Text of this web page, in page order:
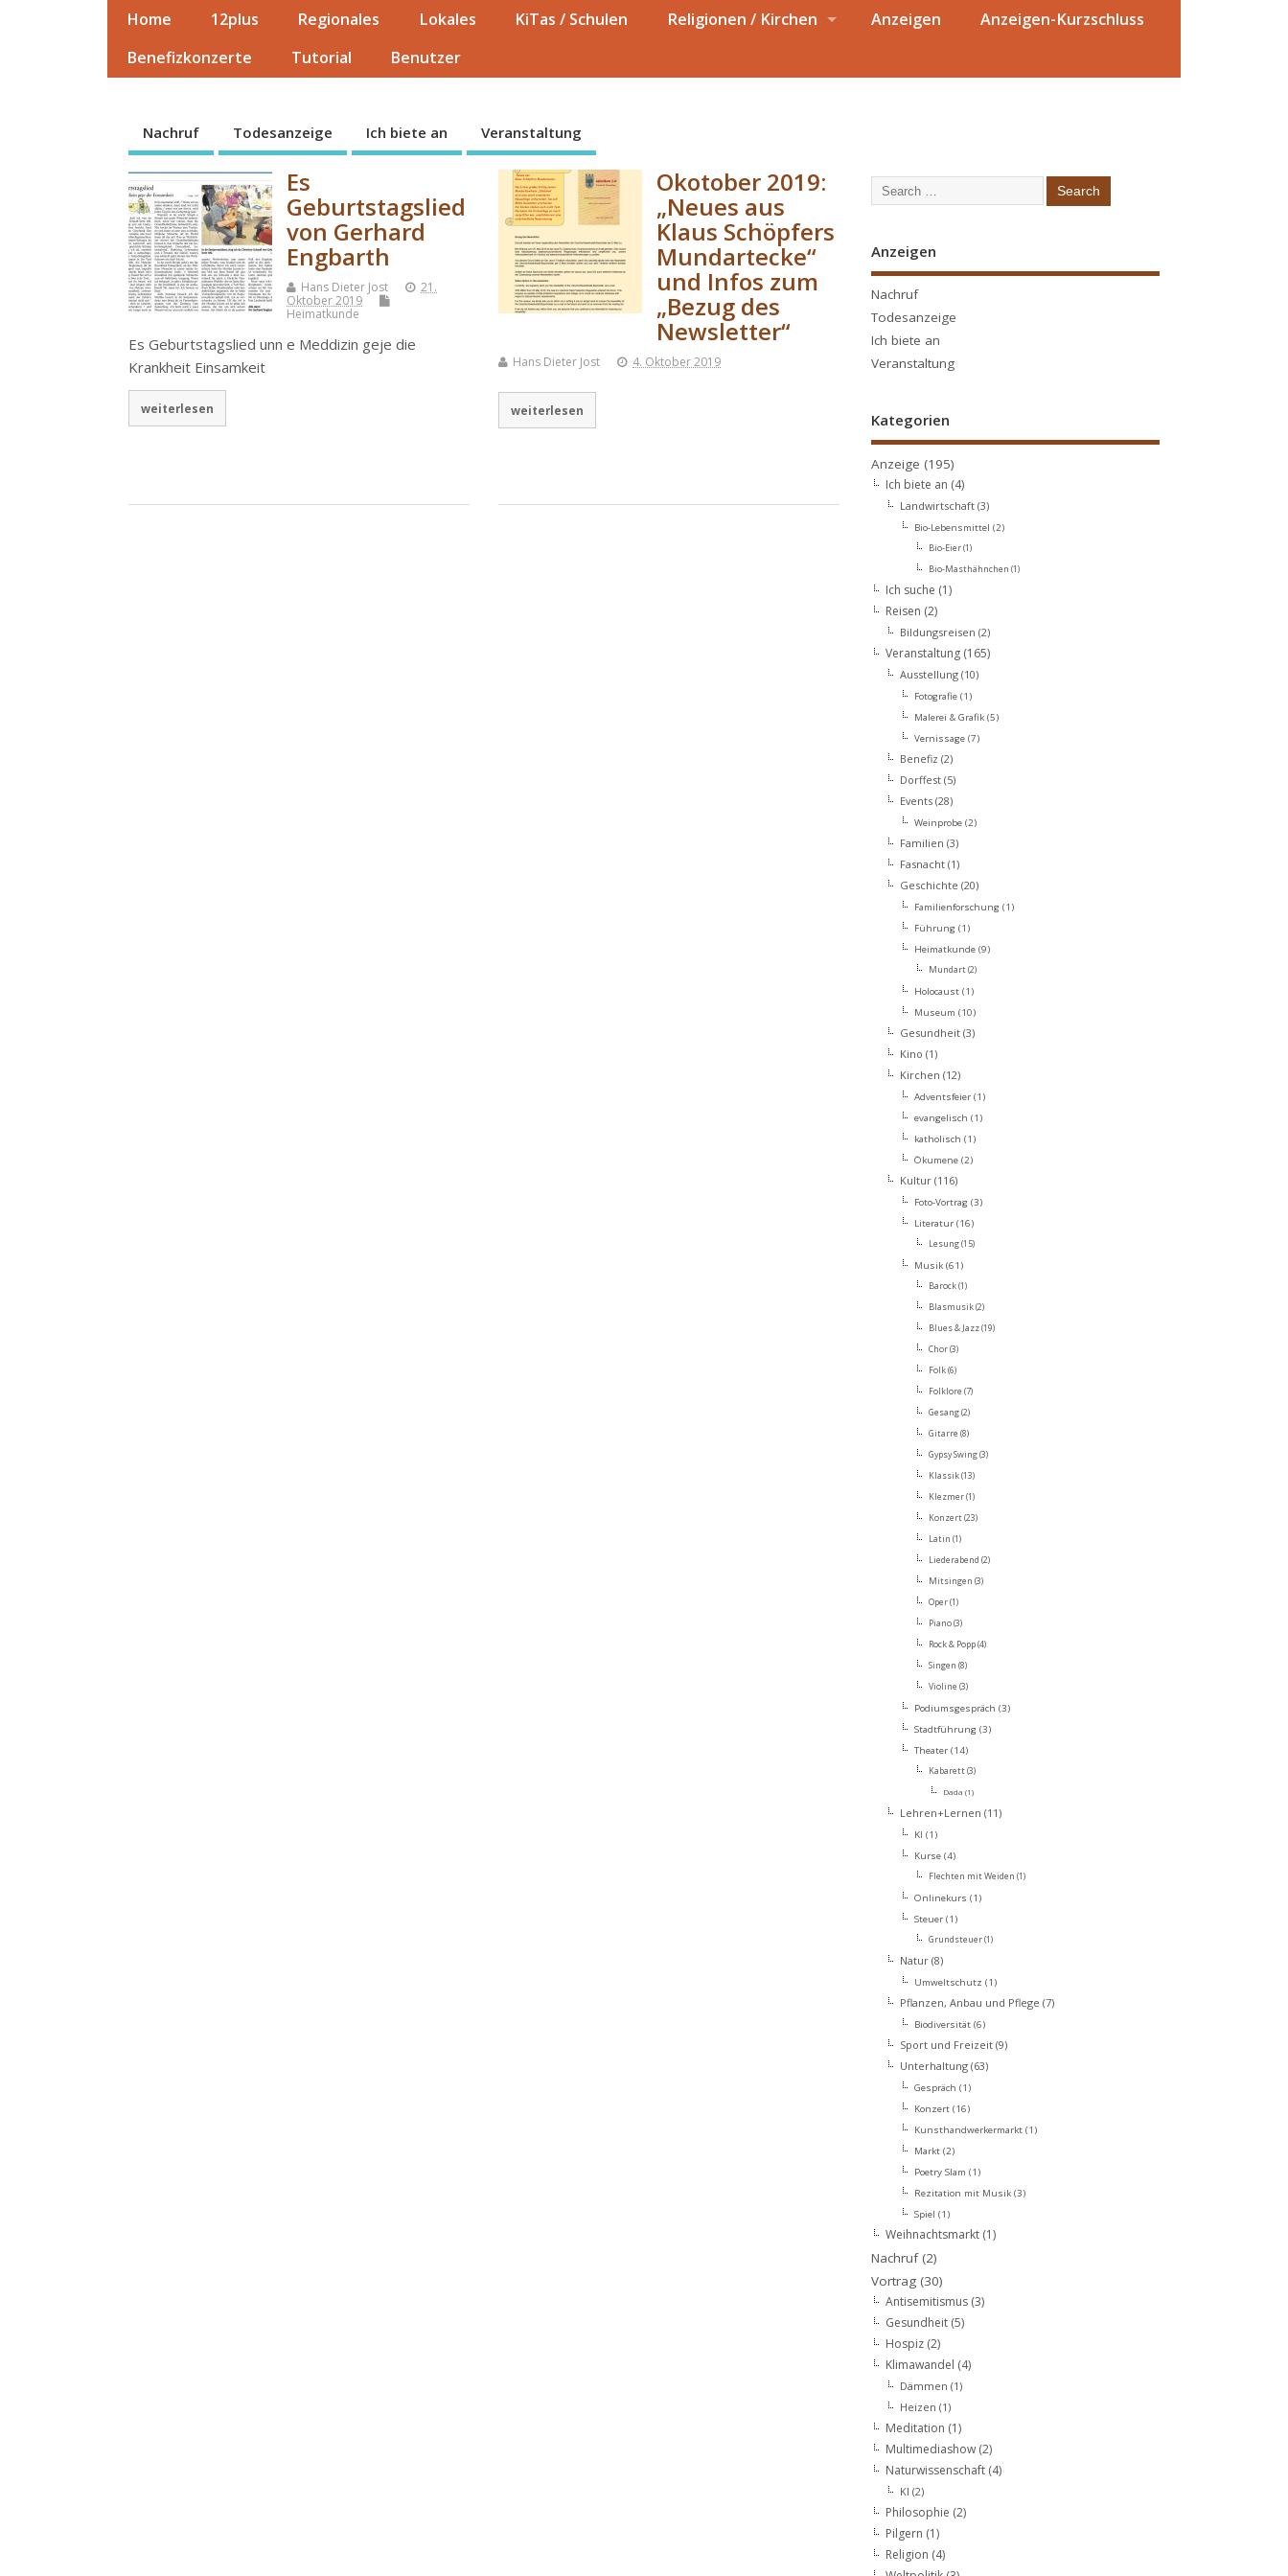
Home 12plus Regionales Lokales KiTas / Schulen Religionen / Kirchen Anzeigen
Anzeigen-Kurzschluss
Benefizkonzerte
Tutorial Benutzer
Nachruf Todesanzeige Ich biete an Veranstaltung
Es
Geburtstagslied
von Gerhard
Engbarth
Hans Dieter Jost
21.
Oktober 2019
Heimatkunde
Es Geburtstagslied unn e Meddizin geje die
Krankheit Einsamkeit
weiterlesen
Okotober 2019:
„Neues aus
Klaus Schöpfers
Mundartecke“
und Infos zum
„Bezug des
Newsletter“
Hans Dieter Jost 4. Oktober 2019
weiterlesen
Anzeigen
Nachruf
Todesanzeige
Ich biete an
Veranstaltung
Kategorien
Anzeige (195)
Ich biete an (4)
Landwirtschaft(3)
Bio-Lebensmittel (2)
Bio-Eier(1)
Bio-Masthähnchen (1)
Ich suche (1)
Reisen (2)
Bildungsreisen (2)
Veranstaltung(165)
Ausstellung(10)
Fotografie(1)
Malerei & Grafik(5)
Vernissage(7)
Benefiz (2)
Dorffest(5)
Events(28)
Weinprobe(2)
Familien (3)
Fasnacht(1)
Geschichte (20)
Familienforschung (1)
Führung (1)
Heimatkunde(9)
Mundart(2)
Holocaust(1)
Museum (10)
Gesundheit(3)
Kino (1)
Kirchen (12)
Adventsfeier(1)
evangelisch (1)
katholisch (1)
Ökumene(2)
Kultur(116)
Foto-Vortrag (3)
Literatur(16)
Lesung(15)
Musik(61)
Barock(1)
Blasmusik(2)
Blues & Jazz(19)
Chor(3)
Folk(6)
Folklore (7)
Gesang(2)
Gitarre (8)
Gypsy Swing(3)
Klassik(13)
Klezmer(1)
Konzert(23)
Latin (1)
Liederabend (2)
Mitsingen (3)
Oper(1)
Piano(3)
Rock & Popp(4)
Singen (8)
Violine (3)
Podiumsgespräch (3)
Stadtführung (3)
Theater(14)
Kabarett(3)
Dada (1)
Lehren+Lernen (11)
KI (1)
Kurse(4)
Flechten mit Weiden (1)
Onlinekurs (1)
Steuer(1)
Grundsteuer(1)
Natur(8)
Umweltschutz (1)
Pflanzen, Anbau und Pflege (7)
Biodiversität(6)
Sport und Freizeit(9)
Unterhaltung(63)
Gespräch (1)
Konzert(16)
Kunsthandwerkermarkt(1)
Markt(2)
Poetry Slam (1)
Rezitation mit Musik(3)
Spiel (1)
Weihnachtsmarkt(1)
Nachruf(2)
Vortrag(30)
Antisemitismus(3)
Gesundheit(5)
Hospiz(2)
Klimawandel (4)
Dämmen (1)
Heizen (1)
Meditation (1)
Multimediashow(2)
Naturwissenschaft(4)
KI (2)
Philosophie (2)
Pilgern (1)
Religion (4)